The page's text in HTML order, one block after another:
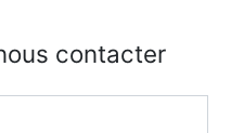
contacter